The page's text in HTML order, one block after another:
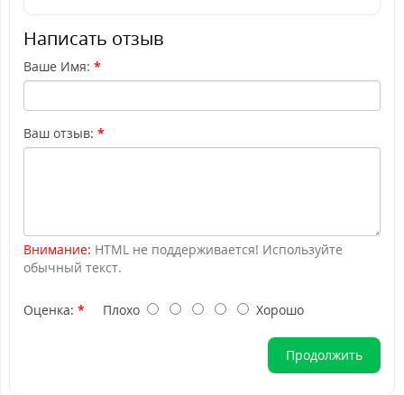
Написать отзыв
Ваше Имя:
Ваш отзыв:
Внимание: HTML не поддерживается! Используйте
обычный текст.
Оценка: Плохо Хорошо
Продолжить